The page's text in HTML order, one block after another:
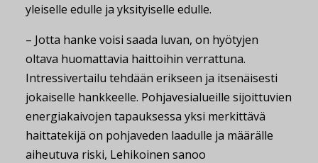
yleiselle edulle ja yksityiselle edulle.
– Jotta hanke voisi saada luvan, on hyötyjen
oltava huomattavia haittoihin verrattuna.
Intressivertailu tehdään erikseen ja itsenäisesti
jokaiselle hankkeelle. Pohjavesialueille sijoittuvien
energiakaivojen tapauksessa yksi merkittävä
haittatekijä on pohjaveden laadulle ja määrälle
aiheutuva riski, Lehikoinen sanoo